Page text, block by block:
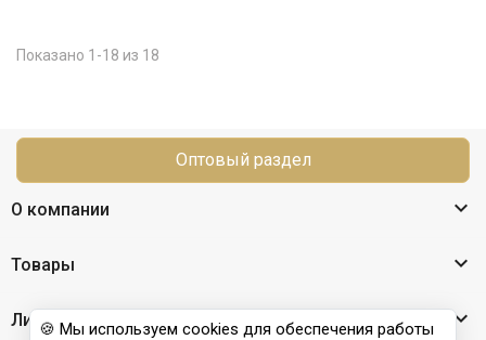
Показано 1-18 из 18
Оптовый раздел
О компании 
Товары 
Личный кабинет 
🍪 Мы используем cookies для обеспечения работы